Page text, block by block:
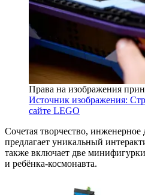
Права на изображения
Источник изображения:
сайте LEGO
Сочетая творчество,
предлагает уникальный
также включает две
и ребёнка-космонавта.